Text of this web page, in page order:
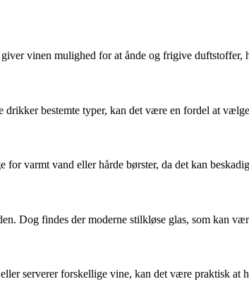
vinen mulighed for at ånde og frigive duftstoffer,
bestemte typer, kan det være en fordel at
varmt vand eller hårde børster, da det kan
Dog findes der moderne stilkløse glas, som kan
serverer forskellige vine, kan det være praktisk at